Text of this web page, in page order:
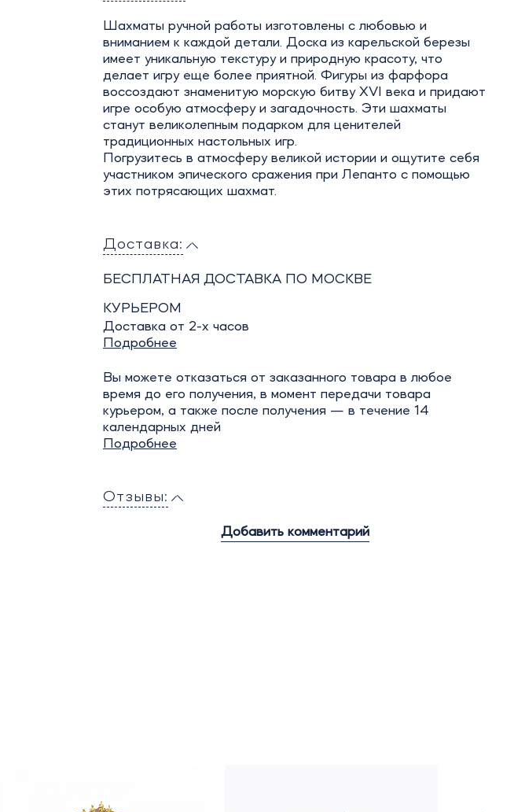
Шахматы ручной работы изготовлены с любовью и
вниманием к каждой детали. Доска из карельской березы
имеет уникальную текстуру и природную красоту, что
делает игру еще более приятной. Фигуры из фарфора
воссоздают знаменитую морскую битву XVI века и придают
игре особую атмосферу и загадочность. Эти шахматы
станут великолепным подарком для ценителей
традиционных настольных игр.
Погрузитесь в атмосферу великой истории и ощутите себя
участником эпического сражения при Лепанто с помощью
этих потрясающих шахмат.
Доставка:
БЕСПЛАТНАЯ ДОСТАВКА ПО МОСКВЕ
КУРЬЕРОМ
Доставка от 2-х часов
Подробнее
Вы можете отказаться от заказанного товара в любое
время до его получения, в момент передачи товара
курьером, а также после получения — в течение 14
календарных дней
Подробнее
Отзывы:
Добавить комментарий